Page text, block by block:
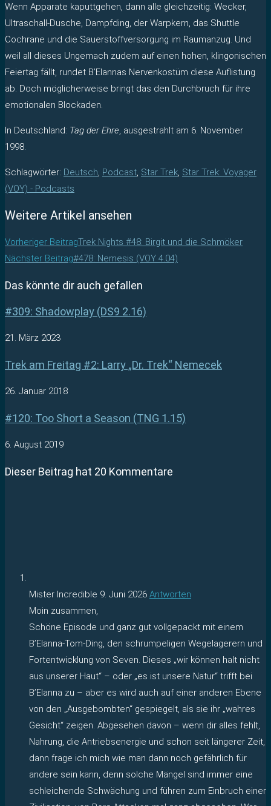
Wenn Apparate kaputtgehen, dann alle gleichzeitig: Wecker,
Ultraschall-Dusche, Dampfding, der Warpkern, das Shuttle
Cochrane und die Sauerstoffversorgung im Raumanzug. Und
weil all dieses Ungemach zudem auf einen hohen, klingonischen
Feiertag fällt, rundet B’Elannas Nervenkostüm diese Auflistung
ab. Doch möglicherweise bringt das den Durchbruch für ihre
emotionalen Blockaden.
In Deutschland: Tag der Ehre, ausgestrahlt am 6. November
1998.
Schlagwörter: Deutsch, Podcast, Star Trek, Star Trek: Voyager
(VOY) - Podcasts
Weitere Artikel ansehen
Vorheriger BeitragTrek Nights #48: Birgit und die Schmöker
Nächster Beitrag#478: Nemesis (VOY 4.04)
Das könnte dir auch gefallen
#309: Shadowplay (DS9 2.16)
21. März 2023
Trek am Freitag #2: Larry „Dr. Trek“ Nemecek
26. Januar 2018
#120: Too Short a Season (TNG 1.15)
6. August 2019
Dieser Beitrag hat 20 Kommentare
Mister Incredible 9. Juni 2026 Antworten
Moin zusammen,
Schöne Episode und ganz gut vollgepackt mit einem
B’Elanna-Tom-Ding, den schrumpeligen Wegelagerern und
Fortentwicklung von Seven. Dieses „wir können halt nicht
aus unserer Haut“ – oder „es ist unsere Natur“ trifft bei
B’Elanna zu – aber es wird auch auf einer anderen Ebene
von den „Ausgebombten“ gespiegelt, als sie ihr „wahres
Gesicht“ zeigen. Abgesehen davon – wenn dir alles fehlt,
Nahrung, die Antriebsenergie und schon seit längerer Zeit,
dann frage ich mich wie man dann noch gefährlich für
andere sein kann, denn solche Mängel sind immer eine
schleichende Schwächung und führen zum Einbruch einer